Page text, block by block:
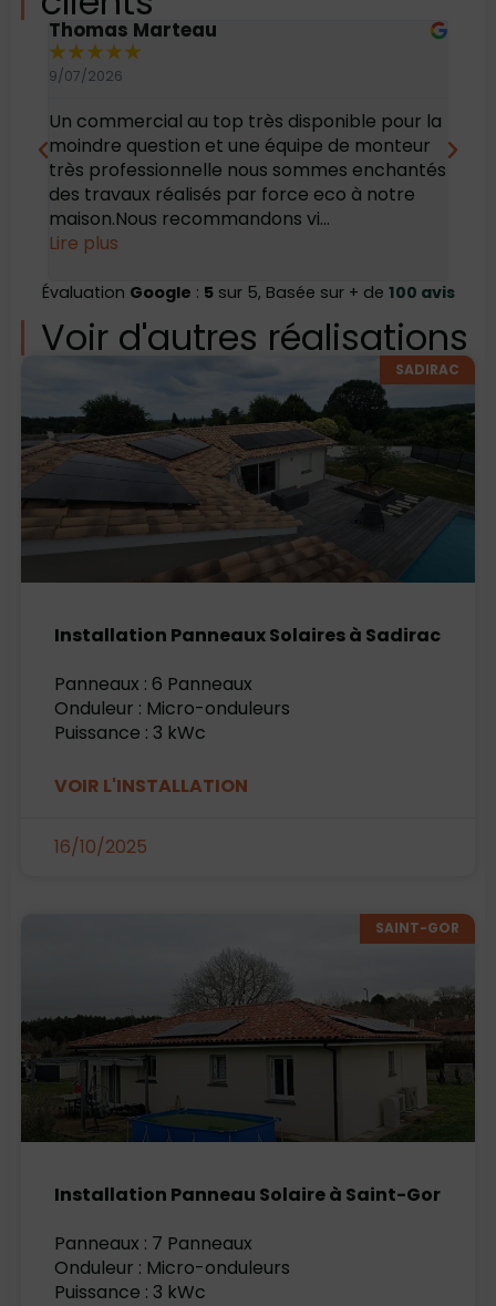
Thomas Marteau
★★★★★
9/07/2026
Un commercial au top très disponible pour la
moindre question et une équipe de monteur
très professionnelle nous sommes enchantés
des travaux réalisés par force eco à notre
maison.Nous recommandons vi...
Lire plus
Évaluation Google : 5sur 5, Basée sur + de 100 avis
Voir d'autres réalisations
SADIRAC
Installation Panneaux Solaires à Sadirac
Panneaux : 6 Panneaux
Onduleur : Micro-onduleurs
Puissance : 3 kWc
VOIR L'INSTALLATION
16/10/2025
SAINT-GOR
Installation Panneau Solaire à Saint-Gor
Panneaux : 7 Panneaux
Onduleur : Micro-onduleurs
Puissance : 3 kWc